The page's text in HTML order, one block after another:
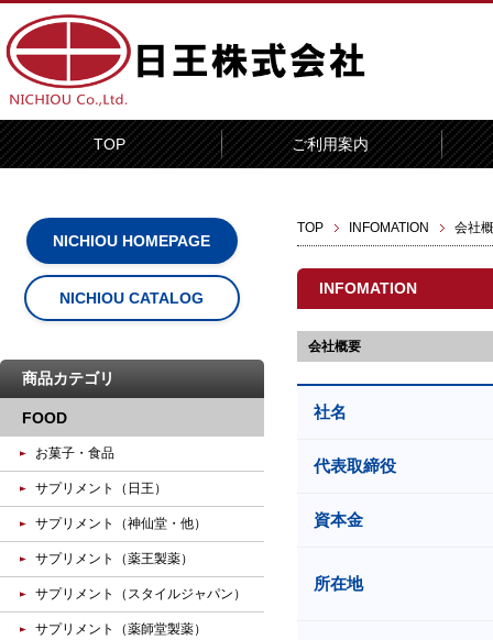
TOP ご利用案内
TOP INFOMATION 会社
INFOMATION
会社概要
社名
代表取締役
資本金
所在地
NICHIOU HOMEPAGE
NICHIOU CATALOG
商品カテゴリ
FOOD
お菓子・食品
サプリメント（日王）
サプリメント（神仙堂・他）
サプリメント（薬王製薬）
サプリメント（スタイルジャパン）
サプリメント（薬師堂製薬）